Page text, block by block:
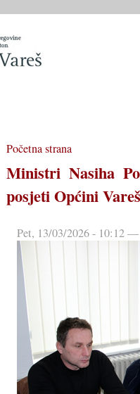
Početna strana
Ministri Nasiha
posjeti Općini Vareš
Pet, 13/03/2026 - 10:12